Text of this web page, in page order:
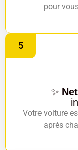
pour
5
✨
Votre voiture
après